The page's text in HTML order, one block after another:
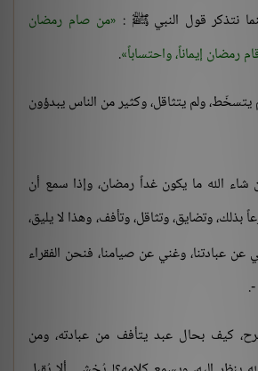
نتذكر قول النبي ﷺ : من صام رمضان
رمضان إيماناً، واحتساباً .
يتسخّط، ولم يتثاقل، وكثير من الناس يبدؤون
الله ما يكون غداً رمضان، وإذا سمع أن
وتضايق، وتثاقل، وتأفف، وهذا لا يليق،
عبادتنا، وغني عن صيامنا، فنحن الفقراء
.
كيف بحال عبد يتأفف من عبادته، ومن